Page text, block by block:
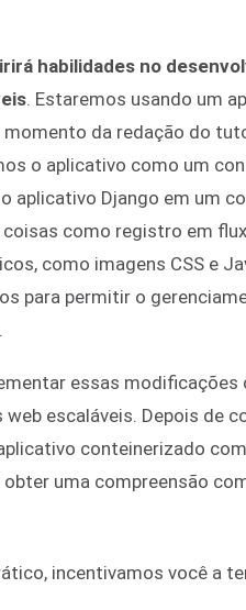
habilidades no
. Estaremos usando um
momento da redação do
o aplicativo como um
aplicativo Django em um
como registro em
como imagens CSS e
para permitir o
essas
escaláveis. Depois de
conteinerizado
uma compreensão
incentivamos você a